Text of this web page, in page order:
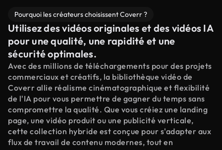
Pourquoi les créateurs choisissent Coverr ?
Utilisez des vidéos originales et des vidéos IA
pour une qualité, une rapidité et une
sécurité optimales.
Avec des millions de téléchargements pour des projets
commerciaux et créatifs, la bibliothèque vidéo de
Coverr allie réalisme cinématographique et flexibilité
de l'IA pour vous permettre de gagner du temps sans
compromettre la qualité. Que vous créiez une landing
page, une vidéo produit ou une publicité verticale,
cette collection hybride est conçue pour s'adapter aux
flux de travail de contenu modernes, tout en